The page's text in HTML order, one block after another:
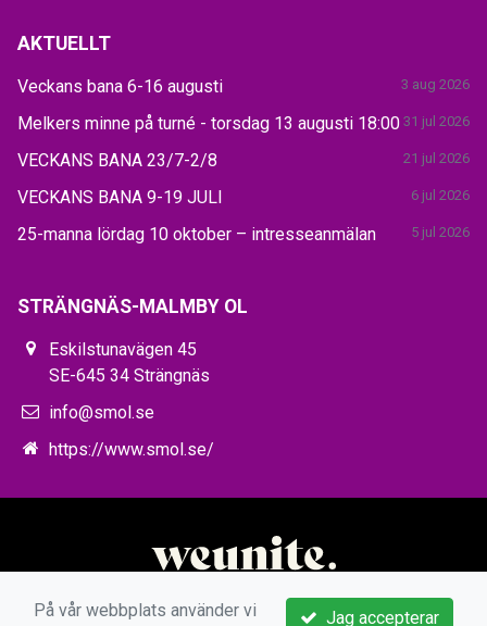
AKTUELLT
Veckans bana 6-16 augusti 3 aug 2026
Melkers minne på turné - torsdag 13 augusti 18:00 31 jul 2026
VECKANS BANA 23/7-2/8 21 jul 2026
VECKANS BANA 9-19 JULI 6 jul 2026
25-manna lördag 10 oktober – intresseanmälan 5 jul 2026
STRÄNGNÄS-MALMBY OL
Eskilstunavägen 45
SE-645 34 Strängnäs
info@smol.se
https://www.smol.se/
Jag accepterar
På vår webbplats använder vi